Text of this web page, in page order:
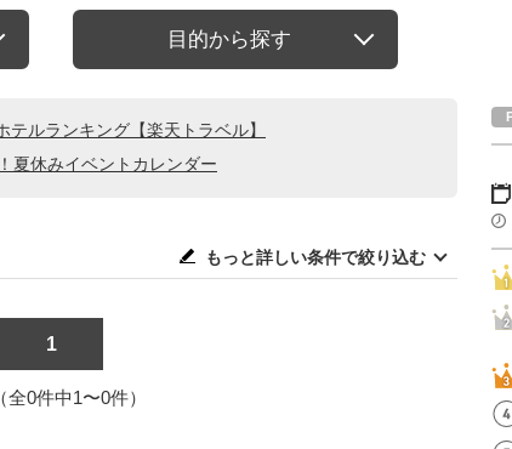
目的から探す
ルランキング【楽天トラベル】
夏休みイベントカレンダー
もっと詳しい条件で絞り込む
1
全0件中1〜0件）